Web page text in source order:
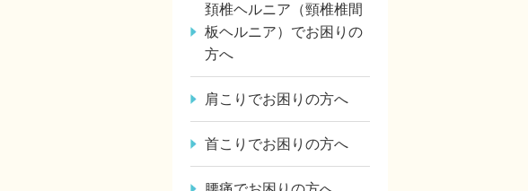
頚椎ヘルニア（頸椎椎間
板ヘルニア）でお困りの
方へ
肩こりでお困りの方へ
首こりでお困りの方へ